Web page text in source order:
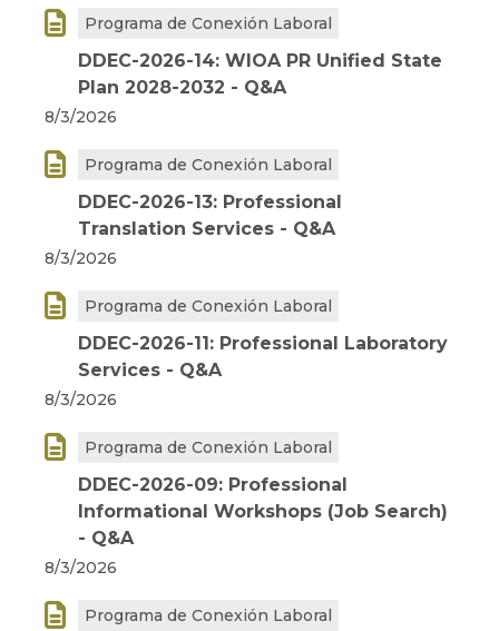
 Programa de Conexión Laboral
DDEC-2026-14: WIOA PR Unified State
Plan 2028-2032 - Q&A
8/3/2026
 Programa de Conexión Laboral
DDEC-2026-13: Professional
Translation Services - Q&A
8/3/2026
 Programa de Conexión Laboral
DDEC-2026-11: Professional Laboratory
Services - Q&A
8/3/2026
 Programa de Conexión Laboral
DDEC-2026-09: Professional
Informational Workshops (Job Search)
- Q&A
8/3/2026
 Programa de Conexión Laboral